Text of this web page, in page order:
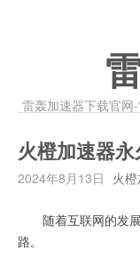
雷轰加速器下载官网
火橙加速器
2024年8月13日 火
随着互联网的发展
路。